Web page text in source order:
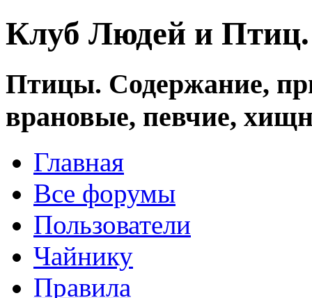
Клуб Людей и
Птицы. Содержание,
врановые, певчие,
Главная
Все форумы
Пользователи
Чайнику
Правила